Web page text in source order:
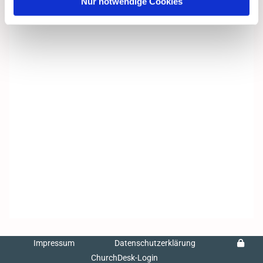
Impressum
Datenschutzerklärung
ChurchDesk-Login